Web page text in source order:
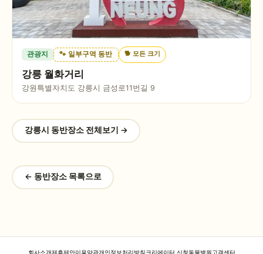
관광지 🐾 일부구역 동반 🐕 모든 크기
강릉 월화거리
강원특별자치도 강릉시 금성로11번길 9
강릉시 동반장소 전체보기 →
← 동반장소 목록으로
회사소개제휴제안이용약관개인정보처리방침크리에이터 신청동물병원고객센터